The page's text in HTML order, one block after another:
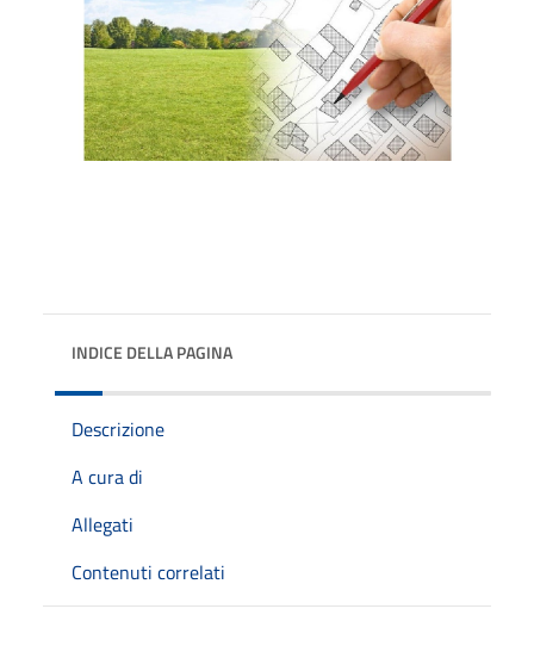
INDICE DELLA PAGINA
Descrizione
A cura di
Allegati
Contenuti correlati